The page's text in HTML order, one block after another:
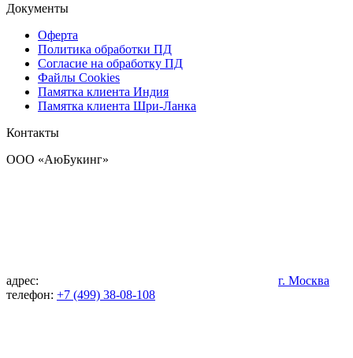
Документы
Оферта
Политика обработки ПД
Согласие на обработку ПД
Файлы Cookies
Памятка клиента Индия
Памятка клиента Шри-Ланка
Контакты
OOO «АюБукинг»
адрес:
г. Москва
телефон: +7 (499) 38-08-108